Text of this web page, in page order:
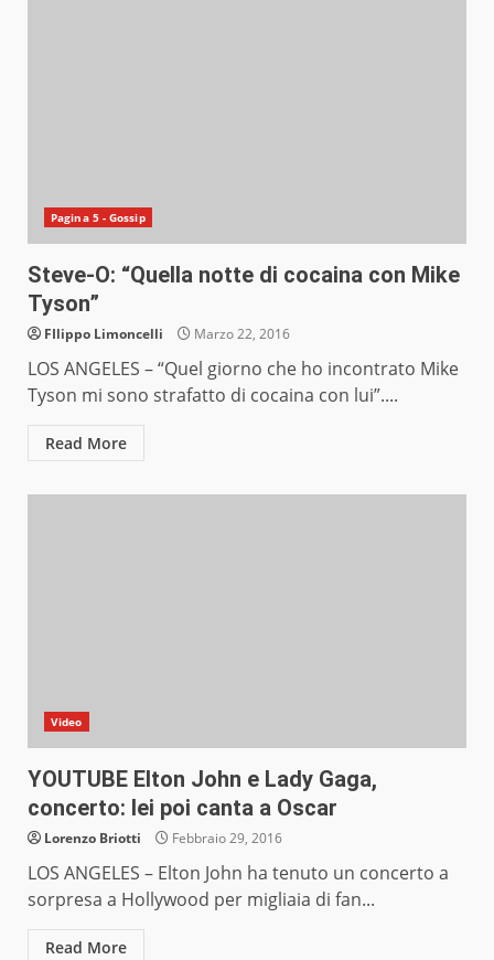
Pagina 5 - Gossip
Steve-O: “Quella notte di cocaina con Mike
Tyson”
FIlippo Limoncelli Marzo 22, 2016
LOS ANGELES – “Quel giorno che ho incontrato Mike
Tyson mi sono strafatto di cocaina con lui”....
Read More
Video
YOUTUBE Elton John e Lady Gaga,
concerto: lei poi canta a Oscar
Lorenzo Briotti Febbraio 29, 2016
LOS ANGELES – Elton John ha tenuto un concerto a
sorpresa a Hollywood per migliaia di fan...
Read More